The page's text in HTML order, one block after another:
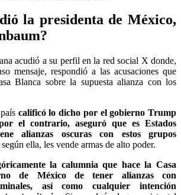
la presidenta de México,
acudió a su perfil en la red social X donde,
mensaje, respondió a las acusaciones que
Blanca sobre la supuesta alianza con los
calificó lo dicho por el gobierno Trump
el contrario, aseguró que es Estados
alianzas oscuras con estos grupos
ella, les vende armas de alto poder.
la calumnia que hace la Casa
de México de tener alianzas con
así como cualquier intención